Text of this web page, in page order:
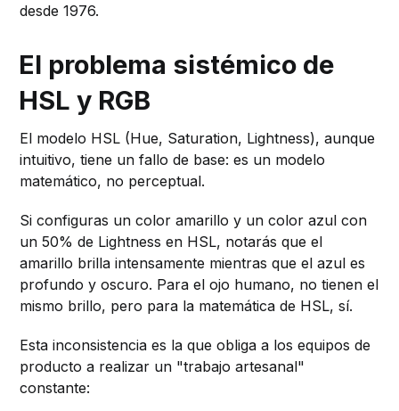
desde 1976.
El problema sistémico de
HSL y RGB
El modelo HSL (Hue, Saturation, Lightness), aunque
intuitivo, tiene un fallo de base: es un modelo
matemático, no perceptual.
Si configuras un color amarillo y un color azul con
un 50% de Lightness en HSL, notarás que el
amarillo brilla intensamente mientras que el azul es
profundo y oscuro. Para el ojo humano, no tienen el
mismo brillo, pero para la matemática de HSL, sí.
Esta inconsistencia es la que obliga a los equipos de
producto a realizar un "trabajo artesanal"
constante: